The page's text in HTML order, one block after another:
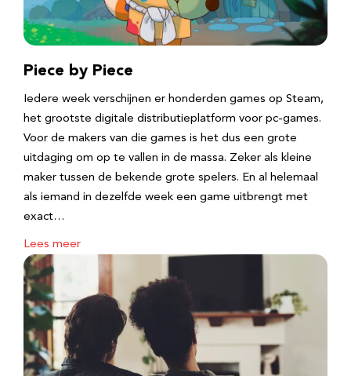
Piece by Piece
Iedere week verschijnen er honderden games op Steam,
het grootste digitale distributieplatform voor pc-games.
Voor de makers van die games is het dus een grote
uitdaging om op te vallen in de massa. Zeker als kleine
maker tussen de bekende grote spelers. En al helemaal
als iemand in dezelfde week een game uitbrengt met
exact…
Lees meer